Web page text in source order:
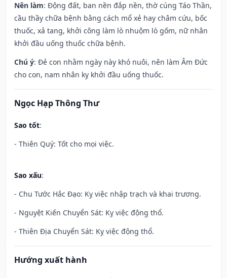
Nên làm: Động đất, ban nền đắp nền, thờ cúng Táo Thần,
cầu thầy chữa bệnh bằng cách mổ xẻ hay châm cứu, bốc
thuốc, xả tang, khởi công làm lò nhuộm lò gốm, nữ nhân
khởi đầu uống thuốc chữa bệnh.
Chú ý: Đẻ con nhằm ngày này khó nuôi, nên làm Âm Đức
cho con, nam nhân kỵ khởi đầu uống thuốc.
Ngọc Hạp Thông Thư
Sao tốt:
- Thiên Quý: Tốt cho mọi việc.
Sao xấu:
- Chu Tước Hắc Đạo: Kỵ việc nhập trạch và khai trương.
- Nguyệt Kiến Chuyển Sát: Kỵ việc động thổ.
- Thiên Địa Chuyển Sát: Kỵ việc động thổ.
Hướng xuất hành